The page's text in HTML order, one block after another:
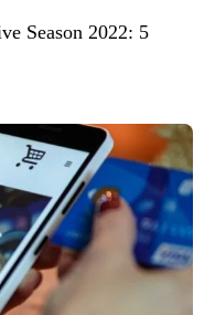
Season 2022: 5